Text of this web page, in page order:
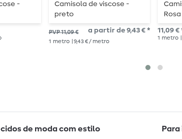
-
Camisola de viscose -
preto
PVP 11,09 € a partir de 9,43 € *
1 metro | 9,43 € / metro
Rosa
11,09 €
1 metro
de moda com estilo